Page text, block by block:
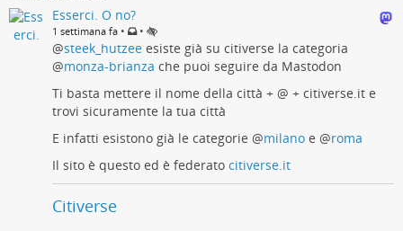
Esserci. O no?
1 settimana fa • •
@steek_hutzee esiste già su citiverse la categoria
@monza-brianza che puoi seguire da Mastodon
Ti basta mettere il nome della città + @ + citiverse.it e
trovi sicuramente la tua città
E infatti esistono già le categorie @milano e @roma
Il sito è questo ed è federato citiverse.it
Citiverse